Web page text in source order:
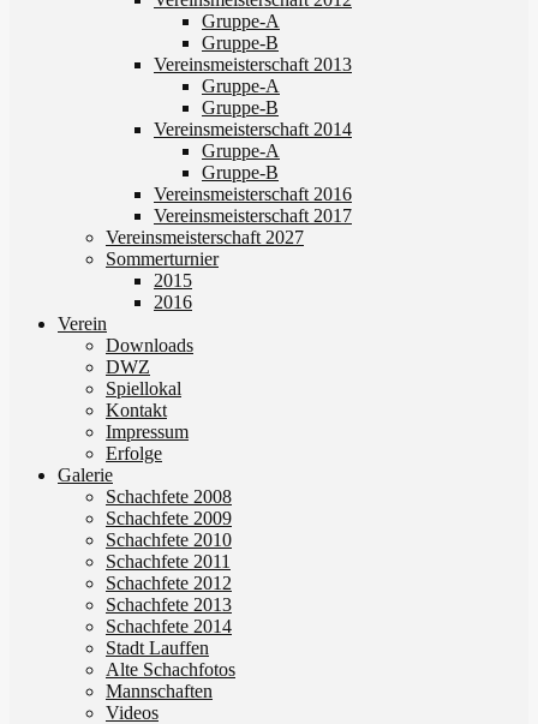
Gruppe-A
Gruppe-B
Vereinsmeisterschaft 2013
Gruppe-A
Gruppe-B
Vereinsmeisterschaft 2014
Gruppe-A
Gruppe-B
Vereinsmeisterschaft 2016
Vereinsmeisterschaft 2017
Vereinsmeisterschaft 2027
Sommerturnier
2015
2016
Verein
Downloads
DWZ
Spiellokal
Kontakt
Impressum
Erfolge
Galerie
Schachfete 2008
Schachfete 2009
Schachfete 2010
Schachfete 2011
Schachfete 2012
Schachfete 2013
Schachfete 2014
Stadt Lauffen
Alte Schachfotos
Mannschaften
Videos